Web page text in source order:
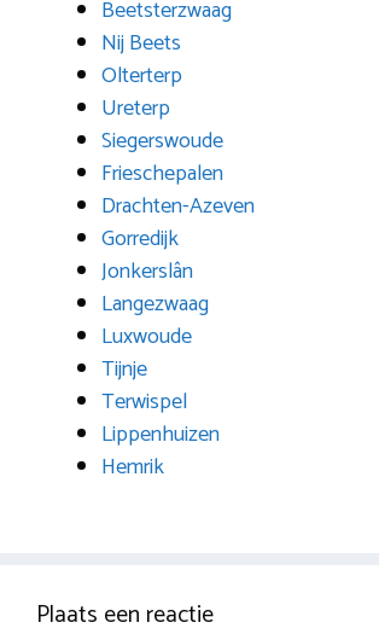
Beetsterzwaag
Nij Beets
Olterterp
Ureterp
Siegerswoude
Frieschepalen
Drachten-Azeven
Gorredijk
Jonkerslân
Langezwaag
Luxwoude
Tijnje
Terwispel
Lippenhuizen
Hemrik
Plaats een reactie